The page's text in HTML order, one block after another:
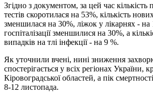
Згідно з документом, за цей час
тестів скоротилася на 53%, кількість
зменшилася на 30%, ліжок у лікарнях - на
госпіталізації зменшилися на 30%, а
випадків на тлі інфекції - на 9 %.
Як уточнили вчені, нині зниження
спостерігається у всіх регіонах України,
Кіровоградської областей, а пік
8-12 листопада.